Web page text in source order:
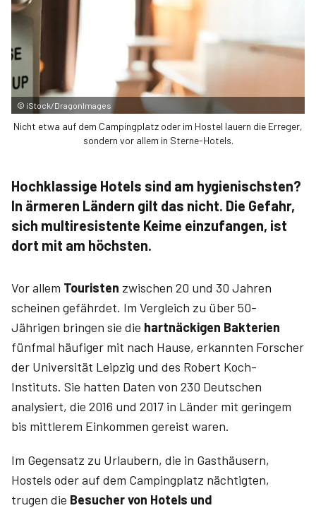
© iStock/DragonImages
Nicht etwa auf dem Campingplatz oder im Hostel lauern die Erreger,
sondern vor allem in Sterne-Hotels.
Hochklassige Hotels sind am hygienischsten?
In ärmeren Ländern gilt das nicht. Die Gefahr,
sich multiresistente Keime einzufangen, ist
dort mit am höchsten.
Vor allem Touristen zwischen 20 und 30 Jahren
scheinen gefährdet. Im Vergleich zu über 50-
Jährigen bringen sie die hartnäckigen Bakterien
fünfmal häufiger mit nach Hause, erkannten Forscher
der Universität Leipzig und des Robert Koch-
Instituts. Sie hatten Daten von 230 Deutschen
analysiert, die 2016 und 2017 in Länder mit geringem
bis mittlerem Einkommen gereist waren.
Im Gegensatz zu Urlaubern, die in Gasthäusern,
Hostels oder auf dem Campingplatz nächtigten,
trugen die Besucher von Hotels und